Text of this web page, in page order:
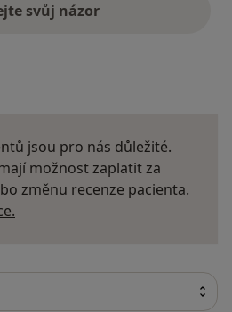
svůj názor
jsou pro nás důležité.
možnost zaplatit za
změnu recenze pacienta.